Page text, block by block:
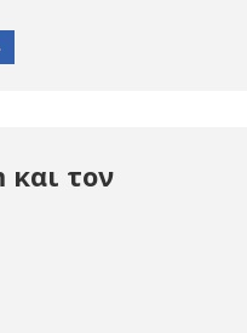
και τον